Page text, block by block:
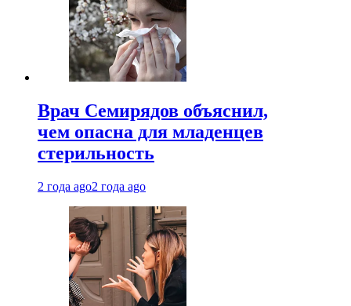
Врач Семирядов объяснил,
чем опасна для младенцев
стерильность
2 года ago2 года ago